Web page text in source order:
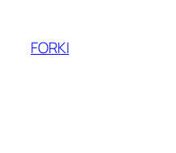
content
FORKI